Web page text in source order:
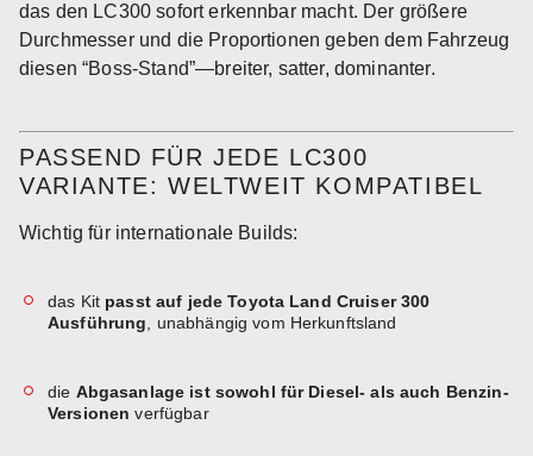
das den LC300 sofort erkennbar macht. Der größere
Durchmesser und die Proportionen geben dem Fahrzeug
diesen “Boss-Stand”—breiter, satter, dominanter.
PASSEND FÜR JEDE LC300
VARIANTE: WELTWEIT KOMPATIBEL
Wichtig für internationale Builds:
das Kit passt auf jede Toyota Land Cruiser 300
Ausführung , unabhängig vom Herkunftsland
die Abgasanlage ist sowohl für Diesel- als auch Benzin-
Versionen verfügbar